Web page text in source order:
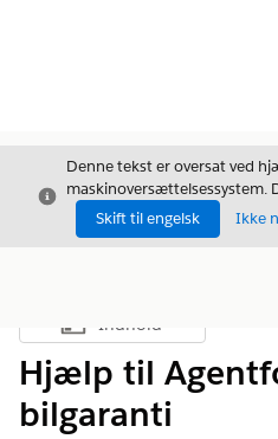
Luk
Denne tekst er oversat ved
maskinoversættelsessystem.
Skift til engelsk
Ikke
Vis indholdsfortegnelse
Indhold
Hjælp til
bilgaranti